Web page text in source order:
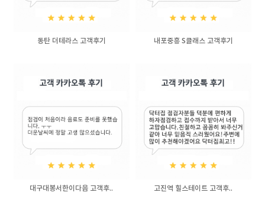
동탄 더테라스 고객후기 내포중흥 S클래스 고객후기
대구대봉서한이다음 고객후.. 고진역 힐스테이트 고객후..